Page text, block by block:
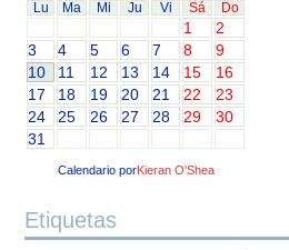
Lu Ma Mi Ju Vi Sá Do
1
2
3
4 5 6 7 8
9
10
11 12 13 14 15
16
17
18 19 20 21 22
23
24
25 26 27 28 29
30
31
Calendario porKieran O'Shea
Etiquetas